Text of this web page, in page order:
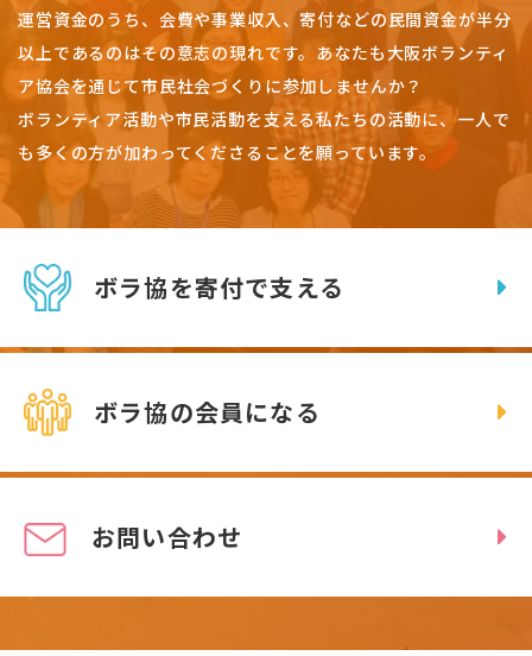
運営資金のうち、会費や事業収入、寄付などの民間資金が半分
以上であるのはその意志の現れです。 あなたも大阪ボランティ
ア協会を通じて市民社会づくりに参加しませんか？
ボランティア活動や市民活動を支える私たちの活動に、一人で
も多くの方が加わってくださることを願っています。
ボラ協を寄付で支える
ボラ協の会員になる
お問い合わせ